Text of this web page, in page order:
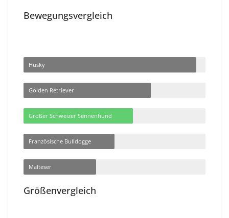
Bewegungsvergleich
Husky
Golden Retriever
Großer Schweizer Sennenhund
Französische Bulldogge
Malteser
Größenvergleich